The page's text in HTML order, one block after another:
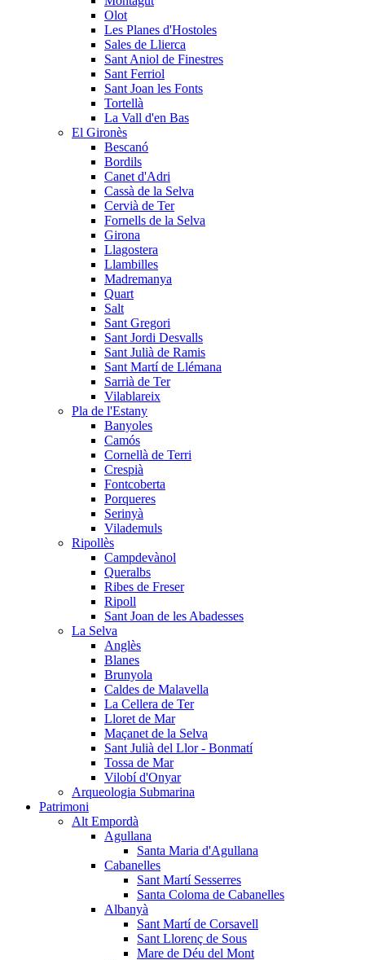
Olot
Les Planes d'Hostoles
Sales de Llierca
Sant Aniol de Finestres
Sant Ferriol
Sant Joan les Fonts
Tortellà
La Vall d'en Bas
El Gironès
Bescanó
Bordils
Canet d'Adri
Cassà de la Selva
Cervià de Ter
Fornells de la Selva
Girona
Llagostera
Llambilles
Madremanya
Quart
Salt
Sant Gregori
Sant Jordi Desvalls
Sant Julià de Ramis
Sant Martí de Llémana
Sarrià de Ter
Vilablareix
Pla de l'Estany
Banyoles
Camós
Cornellà de Terri
Crespià
Fontcoberta
Porqueres
Serinyà
Vilademuls
Ripollès
Campdevànol
Queralbs
Ribes de Freser
Ripoll
Sant Joan de les Abadesses
La Selva
Anglès
Blanes
Brunyola
Caldes de Malavella
La Cellera de Ter
Lloret de Mar
Maçanet de la Selva
Sant Julià del Llor - Bonmatí
Tossa de Mar
Vilobí d'Onyar
Arqueologia Submarina
Patrimoni
Alt Empordà
Agullana
Santa Maria d'Agullana
Cabanelles
Sant Martí Sesserres
Santa Coloma de Cabanelles
Albanyà
Sant Martí de Corsavell
Sant Llorenç de Sous
Mare de Déu del Mont